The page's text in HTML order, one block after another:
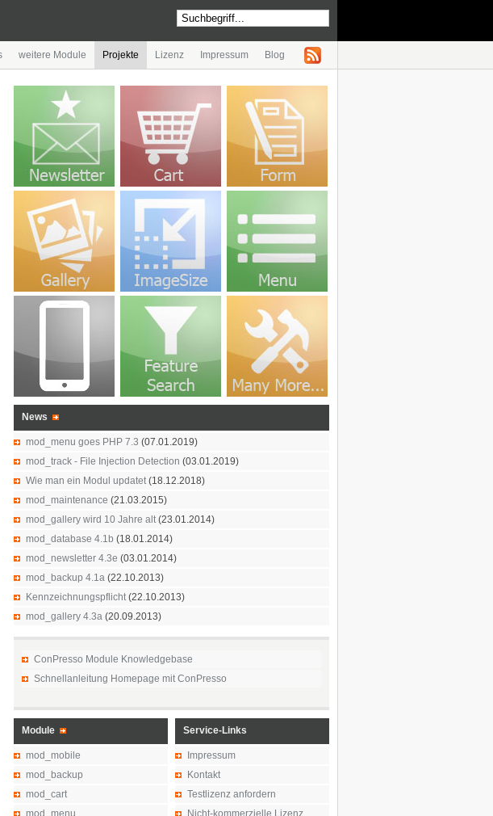
weitere Module Projekte Lizenz Impressum Blog
News
mod_menu goes PHP 7.3 (07.01.2019)
mod_track - File Injection Detection (03.01.2019)
Wie man ein Modul updatet(18.12.2018)
mod_maintenance (21.03.2015)
mod_gallery wird 10 Jahre alt(23.01.2014)
mod_database 4.1b (18.01.2014)
mod_newsletter 4.3e (03.01.2014)
mod_backup 4.1a (22.10.2013)
Kennzeichnungspflicht(22.10.2013)
mod_gallery 4.3a (20.09.2013)
ConPresso Module Knowledgebase
Schnellanleitung Homepage mit ConPresso
Module
mod_mobile
mod_backup
mod_cart
mod_menu
Service-Links
Impressum
Kontakt
Testlizenz anfordern
Nicht-kommerzielle Lizenz